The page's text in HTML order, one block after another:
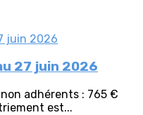
27 juin 2026
adhérents : 765 €
est...